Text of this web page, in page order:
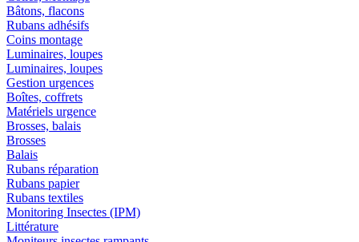
Bâtons, flacons
Rubans adhésifs
Coins montage
Luminaires, loupes
Luminaires, loupes
Gestion urgences
Boîtes, coffrets
Matériels urgence
Brosses, balais
Brosses
Balais
Rubans réparation
Rubans papier
Rubans textiles
Monitoring Insectes (IPM)
Littérature